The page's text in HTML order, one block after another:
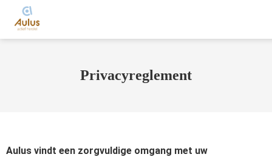
Privacyreglement
Aulus vindt een zorgvuldige omgang met uw